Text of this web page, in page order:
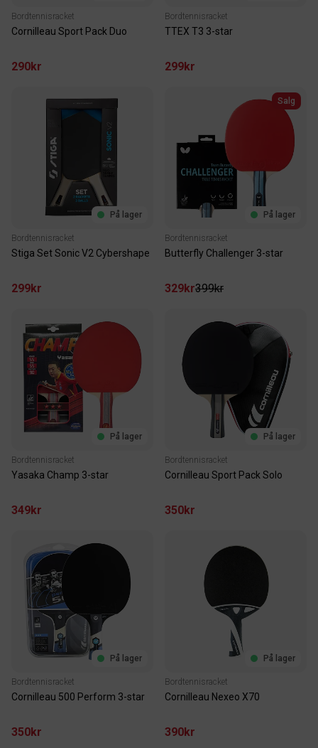
Bordtennisracket
Cornilleau Sport Pack Duo
290kr
Bordtennisracket
TTEX T3 3-star
299kr
På lager
Bordtennisracket
Stiga Set Sonic V2 Cybershape
299kr
Salg
På lager
Bordtennisracket
Butterfly Challenger 3-star
329kr399kr
På lager
Bordtennisracket
Yasaka Champ 3-star
349kr
På lager
Bordtennisracket
Cornilleau Sport Pack Solo
350kr
På lager
Bordtennisracket
Cornilleau 500 Perform 3-star
350kr
På lager
Bordtennisracket
Cornilleau Nexeo X70
390kr